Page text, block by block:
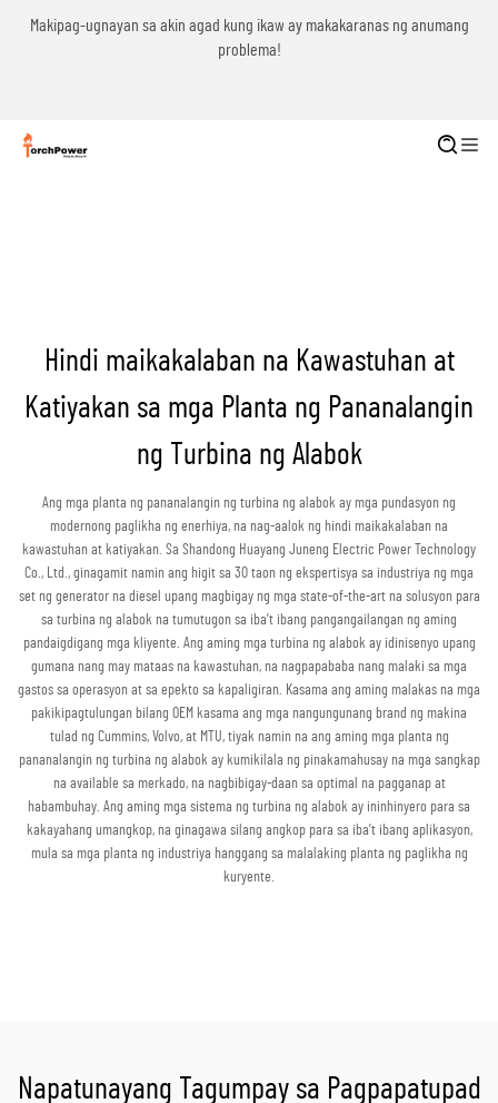
Makipag-ugnayan sa akin agad kung ikaw ay makakaranas ng anumang
problema!
Hindi maikakalaban na Kawastuhan at
Katiyakan sa mga Planta ng Pananalangin
ng Turbina ng Alabok
Ang mga planta ng pananalangin ng turbina ng alabok ay mga pundasyon ng
modernong paglikha ng enerhiya, na nag-aalok ng hindi maikakalaban na
kawastuhan at katiyakan. Sa Shandong Huayang Juneng Electric Power Technology
Co., Ltd., ginagamit namin ang higit sa 30 taon ng ekspertisya sa industriya ng mga
set ng generator na diesel upang magbigay ng mga state-of-the-art na solusyon para
sa turbina ng alabok na tumutugon sa iba’t ibang pangangailangan ng aming
pandaigdigang mga kliyente. Ang aming mga turbina ng alabok ay idinisenyo upang
gumana nang may mataas na kawastuhan, na nagpapababa nang malaki sa mga
gastos sa operasyon at sa epekto sa kapaligiran. Kasama ang aming malakas na mga
pakikipagtulungan bilang OEM kasama ang mga nangungunang brand ng makina
tulad ng Cummins, Volvo, at MTU, tiyak namin na ang aming mga planta ng
pananalangin ng turbina ng alabok ay kumikilala ng pinakamahusay na mga sangkap
na available sa merkado, na nagbibigay-daan sa optimal na pagganap at
habambuhay. Ang aming mga sistema ng turbina ng alabok ay ininhinyero para sa
kakayahang umangkop, na ginagawa silang angkop para sa iba’t ibang aplikasyon,
mula sa mga planta ng industriya hanggang sa malalaking planta ng paglikha ng
kuryente.
Napatunayang Tagumpay sa Pagpapatupad